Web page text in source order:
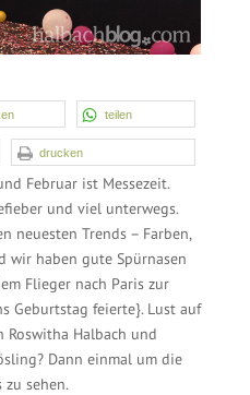
teilen
drucken
Februar ist Messezeit.
und viel unterwegs.
neuesten Trends – Farben,
wir haben gute Spürnasen
Flieger nach Paris zur
Geburtstag feierte}. Lust auf
Roswitha Halbach und
Dann einmal um die
zu sehen.